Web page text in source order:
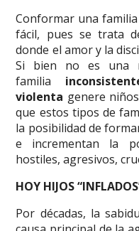
Conformar una familia
fácil, pues se trata
donde el amor y la
Si bien no es una
familia
violenta genere
que estos tipos de
la posibilidad de
e incrementan la
hostiles, agresivos,
HOY HIJOS
Por décadas, la